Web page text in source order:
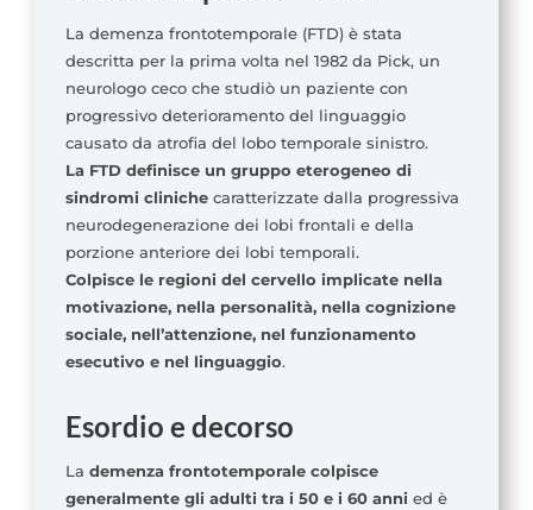
La demenza frontotemporale (FTD) è stata
descritta per la prima volta nel 1982 da Pick, un
neurologo ceco che studiò un paziente con
progressivo deterioramento del linguaggio
causato da atrofia del lobo temporale sinistro.
La FTD definisce un gruppo eterogeneo di
sindromi clinichecaratterizzate dalla progressiva
neurodegenerazione dei lobi frontali e della
porzione anteriore dei lobi temporali.
Colpisce le regioni del cervello implicate nella
motivazione, nella personalità, nella cognizione
sociale, nell’attenzione, nel funzionamento
esecutivo e nel linguaggio.
Esordio e decorso
La demenza frontotemporale colpisce
generalmente gli adulti tra i 50 e i 60 anni ed è